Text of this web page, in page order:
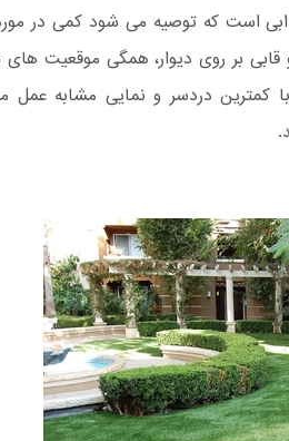
است که توصیه می شود کمی در
بر روی دیوار، همگی موقعیت های
دردسر و نمایی مشابه عمل